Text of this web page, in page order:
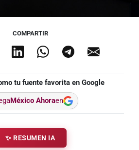
COMPARTIR
tu fuente favorita en Google
México Ahoraen
✨ RESUMEN IA